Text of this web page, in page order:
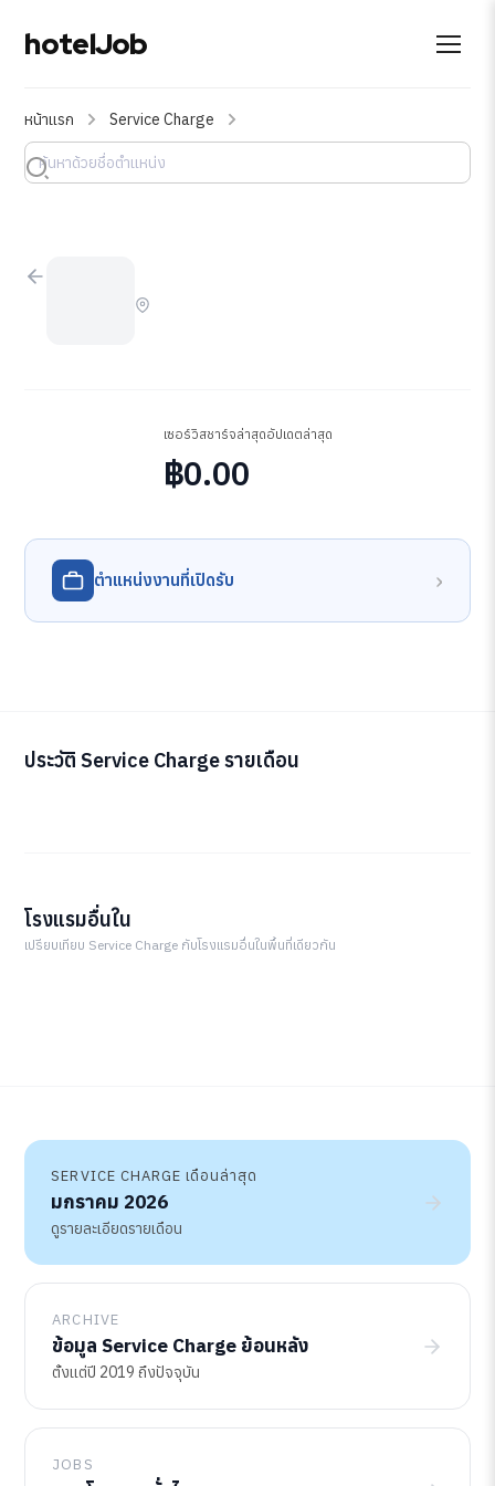
hotelJob
หน้าแรก Service Charge
เซอร์วิสชาร์จล่าสุด
฿0.00
อัปเดตล่าสุด
ตำแหน่งงานที่เปิดรับ ›
ประวัติ Service Charge รายเดือน
โรงแรมอื่นใน
เปรียบเทียบ Service Charge กับโรงแรมอื่นในพื้นที่เดียวกัน
SERVICE CHARGE เดือนล่าสุด
มกราคม 2026
ดูรายละเอียดรายเดือน
ARCHIVE
ข้อมูล Service Charge ย้อนหลัง
ตั้งแต่ปี 2019 ถึงปัจจุบัน
JOBS